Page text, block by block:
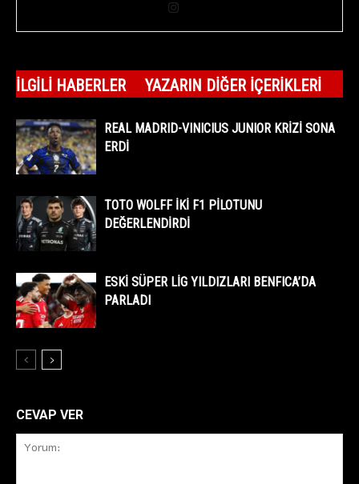
İLGILI HABERLER YAZARIN DIĞER İÇERIKLERI
REAL MADRID-VINICIUS JUNIOR KRİZİ SONA
ERDİ
TOTO WOLFF İKİ F1 PİLOTUNU
DEĞERLENDİRDİ
ESKİ SÜPER LİG YILDIZLARI BENFICA’DA
PARLADI
CEVAP VER